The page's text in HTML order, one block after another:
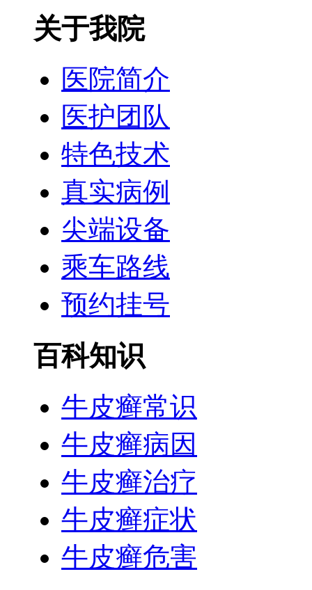
关于我院
医院简介
医护团队
特色技术
真实病例
尖端设备
乘车路线
预约挂号
百科知识
牛皮癣常识
牛皮癣病因
牛皮癣治疗
牛皮癣症状
牛皮癣危害